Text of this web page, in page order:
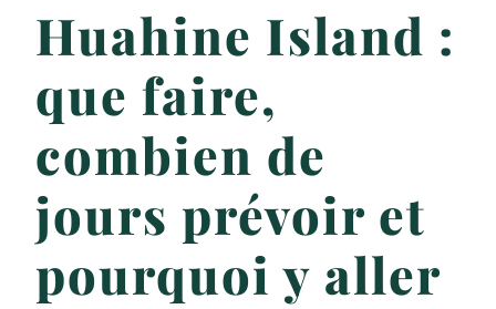
Huahine Island :
que faire,
combien de
jours prévoir et
pourquoi y aller